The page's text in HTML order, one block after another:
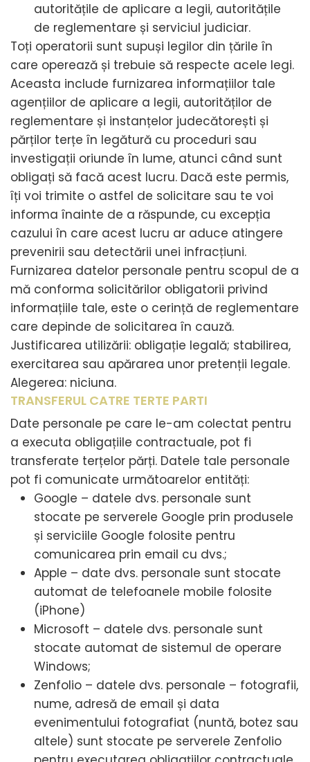
autoritățile de aplicare a legii, autoritățile
de reglementare și serviciul judiciar.
Toți operatorii sunt supuși legilor din țările în
care operează și trebuie să respecte acele legi.
Aceasta include furnizarea informațiilor tale
agențiilor de aplicare a legii, autorităților de
reglementare și instanțelor judecătorești și
părților terțe în legătură cu proceduri sau
investigații oriunde în lume, atunci când sunt
obligați să facă acest lucru. Dacă este permis,
îți voi trimite o astfel de solicitare sau te voi
informa înainte de a răspunde, cu excepția
cazului în care acest lucru ar aduce atingere
prevenirii sau detectării unei infracțiuni.
Furnizarea datelor personale pentru scopul de a
mă conforma solicitărilor obligatorii privind
informațiile tale, este o cerință de reglementare
care depinde de solicitarea în cauză.
Justificarea utilizării: obligație legală; stabilirea,
exercitarea sau apărarea unor pretenții legale.
Alegerea: niciuna.
TRANSFERUL CATRE TERTE PARTI
Date personale pe care le-am colectat pentru
a executa obligațiile contractuale, pot fi
transferate terțelor părți. Datele tale personale
pot fi comunicate următoarelor entități:
Google – datele dvs. personale sunt
stocate pe serverele Google prin produsele
și serviciile Google folosite pentru
comunicarea prin email cu dvs.;
Apple – date dvs. personale sunt stocate
automat de telefoanele mobile folosite
(iPhone)
Microsoft – datele dvs. personale sunt
stocate automat de sistemul de operare
Windows;
Zenfolio – datele dvs. personale – fotografii,
nume, adresă de email și data
evenimentului fotografiat (nuntă, botez sau
altele) sunt stocate pe serverele Zenfolio